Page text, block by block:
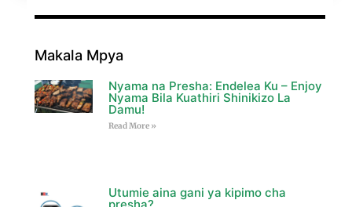
Makala Mpya
Nyama na Presha: Endelea Ku – Enjoy
Nyama Bila Kuathiri Shinikizo La
Damu!
Read More »
Utumie aina gani ya kipimo cha